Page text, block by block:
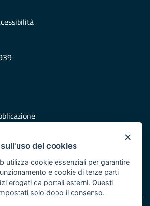
Civile Puglia
con risorse del POR Puglia 2014/2020 -
×
dei cookies
utilizza cookie essenziali per garantire
e cookie di terze parti
erogati da portali esterni. Questi
solo dopo il consenso.